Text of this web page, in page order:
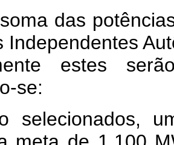
das
Independentes
estes
se:
selecionados,